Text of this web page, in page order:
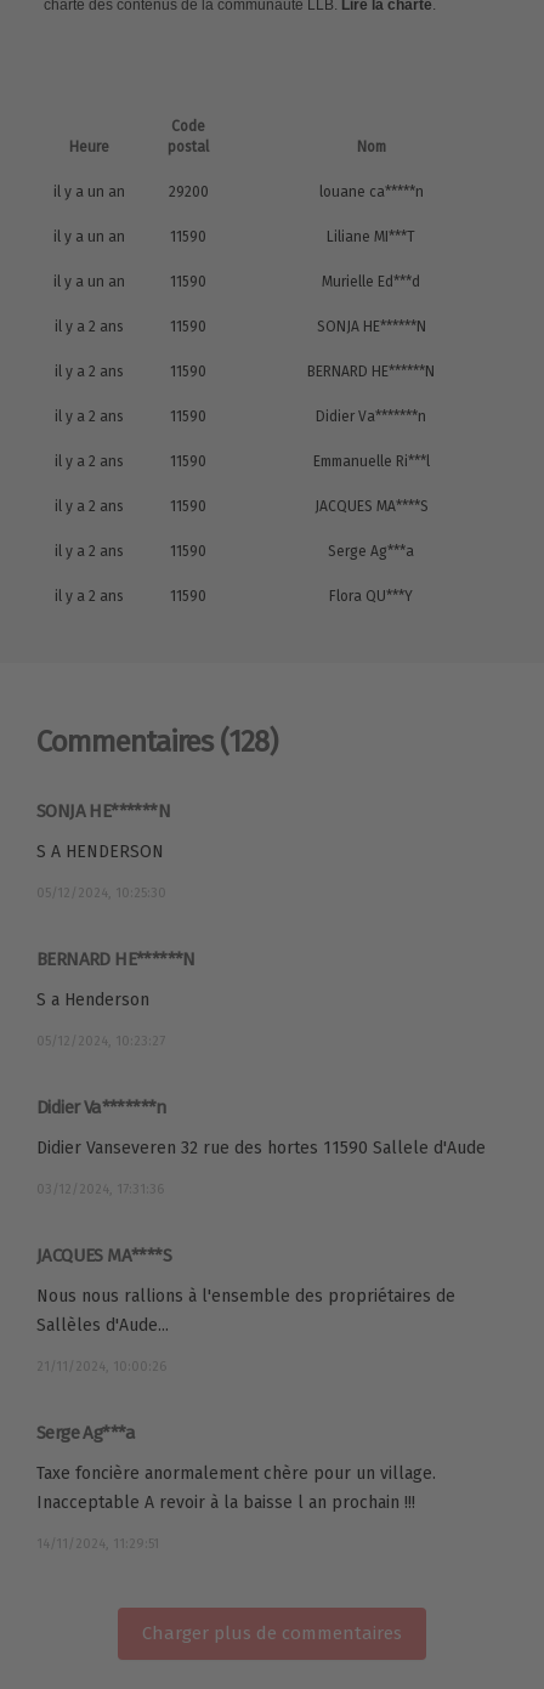
charte des contenus de la communauté LLB. Lire la charte.
Heure
Code
postal
Nom
il y a un an 29200 louane ca*****n
il y a un an 11590 Liliane MI***T
il y a un an 11590 Murielle Ed***d
il y a 2 ans 11590 SONJA HE******N
il y a 2 ans 11590 BERNARD HE******N
il y a 2 ans 11590 Didier Va*******n
il y a 2 ans 11590 Emmanuelle Ri***l
il y a 2 ans 11590 JACQUES MA****S
il y a 2 ans 11590 Serge Ag***a
il y a 2 ans 11590 Flora QU***Y
Commentaires (128)
SONJA HE******N
S A HENDERSON
05/12/2024, 10:25:30
BERNARD HE******N
S a Henderson
05/12/2024, 10:23:27
Didier Va*******n
Didier Vanseveren 32 rue des hortes 11590 Sallele d'Aude
03/12/2024, 17:31:36
JACQUES MA****S
Nous nous rallions à l'ensemble des propriétaires de
Sallèles d'Aude...
21/11/2024, 10:00:26
Serge Ag***a
Taxe foncière anormalement chère pour un village.
Inacceptable A revoir à la baisse l an prochain !!!
14/11/2024, 11:29:51
Charger plus de commentaires